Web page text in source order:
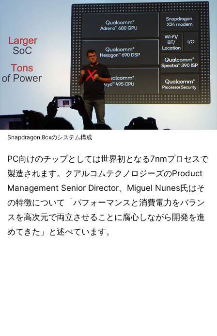
Snapdragon 8cxのシステム構成
PC向けのチップとしては世界初となる7nmプロセスで
製造されます。クアルコムテクノロジーズのProduct
Management Senior Director、Miguel Nunes氏はそ
の特徴について「パフォーマンスと消費電力をバラン
スを高次元で両立させることに腐心しながら開発を進
めてきた」と述べています。